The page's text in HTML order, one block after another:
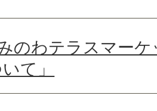
のわテラスマー
て」